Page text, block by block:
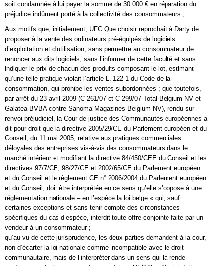
soit condamnée à lui payer la somme de 30 000 € en réparation du
préjudice indûment porté à la collectivité des consommateurs ;
Aux motifs que, initialement, UFC Que choisir reprochait à Darty de
proposer à la vente des ordinateurs pré-équipés de logiciels
d’exploitation et d’utilisation, sans permettre au consommateur de
renoncer aux dits logiciels, sans l’informer de cette faculté et sans
indiquer le prix de chacun des produits composant le lot, estimant
qu’une telle pratique violait l’article L. 122-1 du Code de la
consommation, qui prohibe les ventes subordonnées ; que toutefois,
par arrêt du 23 avril 2009 (C-261/07 et C-299/07 Total Belgium NV et
Galatea BVBA contre Sanoma Magazines Belgium NV), rendu sur
renvoi préjudiciel, la Cour de justice des Communautés européennes a
dit pour droit que la directive 2005/29/CE du Parlement européen et du
Conseil, du 11 mai 2005, relative aux pratiques commerciales
déloyales des entreprises vis-à-vis des consommateurs dans le
marché intérieur et modifiant la directive 84/450/CEE du Conseil et les
directives 97/7/CE, 98/27/CE et 2002/65/CE du Parlement européen
et du Conseil et le règlement CE n° 2006/2004 du Parlement européen
et du Conseil, doit être interprétée en ce sens qu’elle s’oppose à une
réglementation nationale – en l’espèce la loi belge « qui, sauf
certaines exceptions et sans tenir compte des circonstances
spécifiques du cas d’espèce, interdit toute offre conjointe faite par un
vendeur à un consommateur ;
qu’au vu de cette jurisprudence, les deux parties demandent à la cour,
non d’écarter la loi nationale comme incompatible avec le droit
communautaire, mais de l’interpréter dans un sens qui la rende